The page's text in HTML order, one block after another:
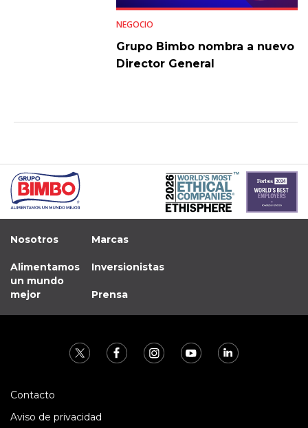
NEGOCIO
Grupo Bimbo nombra a nuevo
Director General
Nosotros
Alimentamos
un mundo
mejor
Marcas
Inversionistas
Prensa
Contacto
Aviso de privacidad